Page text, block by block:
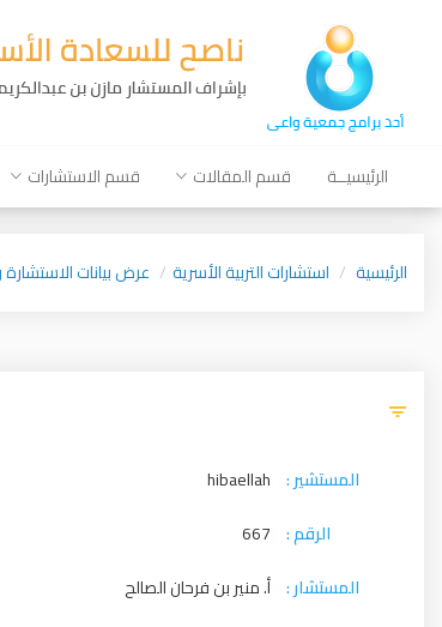
الرئيسيــة قسم المقالات قسم الاستشارات
الرئيسية استشارات التربية الأسرية عرض بيانات الاستشارة
المستشير : hibaellah
الرقم : 667
المستشار : أ. منير بن فرحان الصالح